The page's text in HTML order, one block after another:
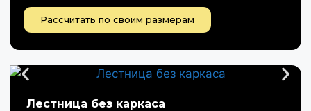
Рассчитать по своим размерам
Лестница без каркаса